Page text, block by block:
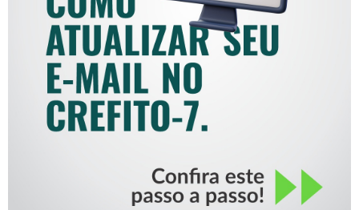
COMO ATUALIZAR SEU E-
MAIL NO CREFITO-7